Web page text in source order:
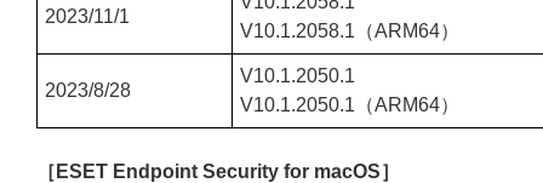
2023/11/1
V10.1.2058.1（ARM64）
2023/8/28
V10.1.2050.1
V10.1.2050.1（ARM64）
［ESET Endpoint Security for macOS］